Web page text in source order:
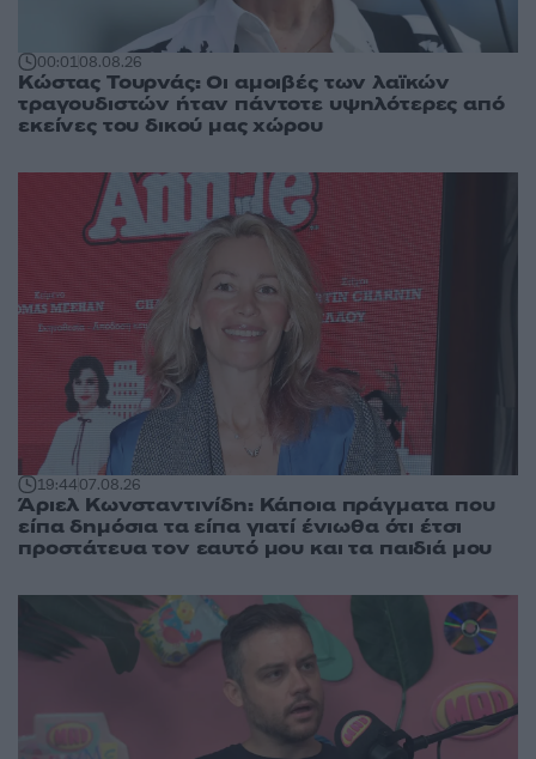
00:0108.08.26
Κώστας Τουρνάς: Οι αμοιβές των λαϊκών
τραγουδιστών ήταν πάντοτε υψηλότερες από
εκείνες του δικού μας χώρου
19:4407.08.26
Άριελ Κωνσταντινίδη: Κάποια πράγματα που
είπα δημόσια τα είπα γιατί ένιωθα ότι έτσι
προστάτευα τον εαυτό μου και τα παιδιά μου